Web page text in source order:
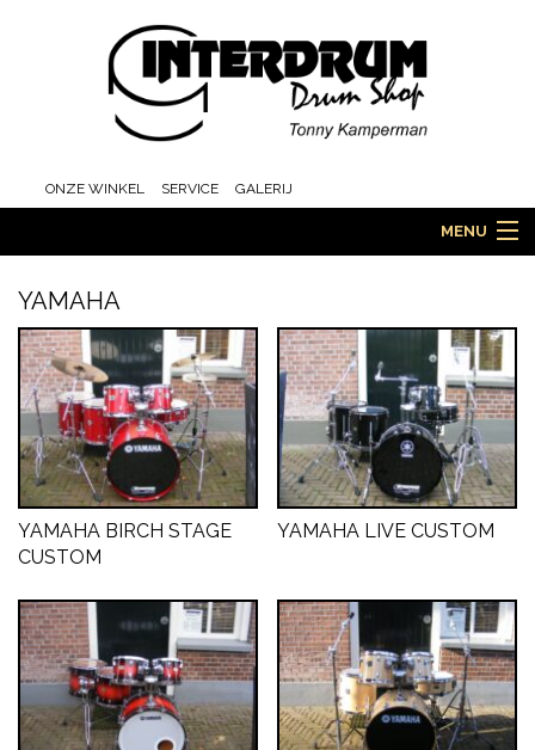
ONZE WINKEL SERVICE GALERIJ
MENU
HOME
DRUMS
ORCHESTRA EN MARCHING
CYMBALS
PERCUSSIE
YAMAHA
YAMAHA BIRCH STAGE
CUSTOM
YAMAHA LIVE CUSTOM